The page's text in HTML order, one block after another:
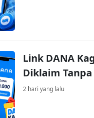
Link DANA
Diklaim
2 hari yang lalu